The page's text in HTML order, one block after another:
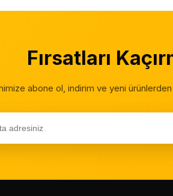
Fırsatları
abone ol, indirim ve yeni